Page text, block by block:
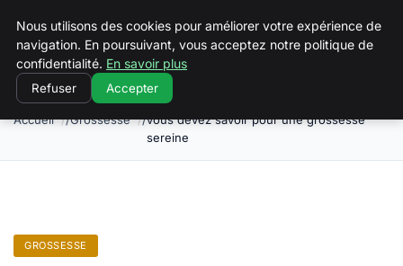
Squeakyswing.com
Accueil Grossesse
Consultation obstétricale : tout ce que
vous devez savoir pour une grossesse
sereine
GROSSESSE
Nous utilisons des cookies pour améliorer votre expérience de
navigation. En poursuivant, vous acceptez notre politique de
confidentialité. En savoir plus
Refuser Accepter